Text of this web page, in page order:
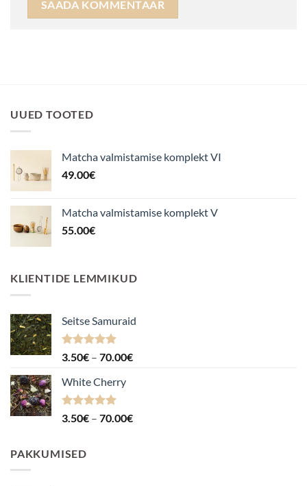
UUED TOOTED
Matcha valmistamise komplekt VI
49.00€
Matcha valmistamise komplekt V
55.00€
KLIENTIDE LEMMIKUD
Seitse Samuraid
Hinnanguga
3.50€ – 70.00€Hinnavahemik:
White Cherry
Hinnanguga
3.50€ – 70.00€Hinnavahemik:
PAKKUMISED